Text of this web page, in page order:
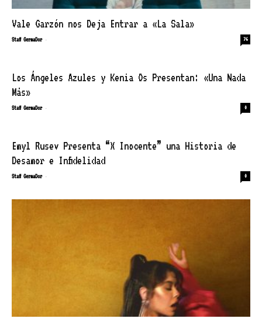
Vale Garzón nos Deja Entrar a «La Sala»
Staff GermaDor - 76
Los Ángeles Azules y Kenia Os Presentan: «Una Nada
Más»
Staff GermaDor - 0
Emyl Rusev Presenta “X Inocente” una Historia de
Desamor e Infidelidad
Staff GermaDor - 0